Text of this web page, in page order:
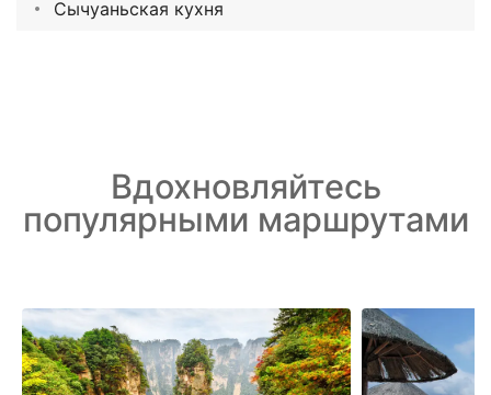
Сычуаньская кухня
Вдохновляйтесь
популярными маршрутами